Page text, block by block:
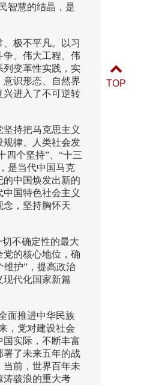
智慧的结晶，是
极不平凡。以习
争、伟大工程、伟
列变革性实践，实
识形态、自然界
兴进入了不可逆转
持把马克思主义
规律、人类社会发
四个坚持”、“十三
是当代中国马克
中国焕发出新的
国特色社会主义
念，坚持胸怀天
不确定性的最大
的核心地位，确
维护”，提高政治
现代化国家新篇
面推进中华民族
，党对建设社会
实际，不断丰富
署了未来五年的战
前，世界百年未
涛骇浪的重大考
TOP